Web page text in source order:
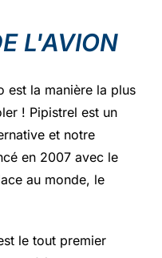
L'AVION
est la manière la plus
! Pipistrel est un
et notre
en 2007 avec le
au monde, le
le tout premier